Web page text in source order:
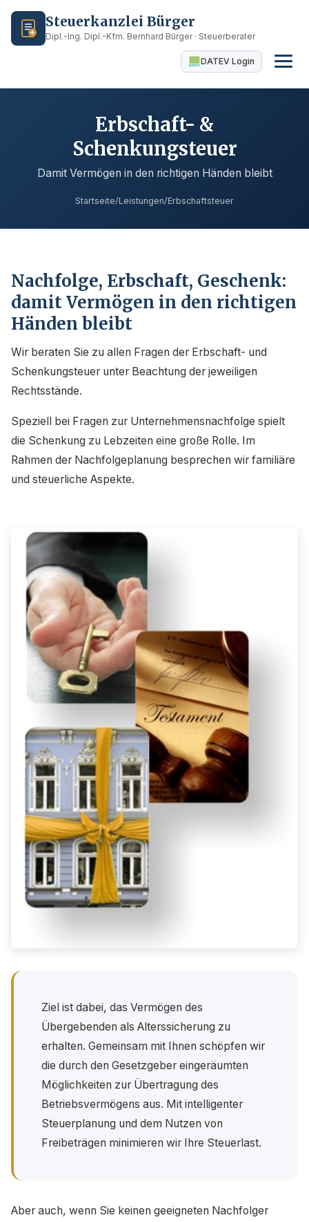
Steuerkanzlei Bürger
Dipl.-Ing. Dipl.-Kfm. Bernhard Bürger · Steuerberater
DATEV Login
Erbschaft- &
Schenkungsteuer
Damit Vermögen in den richtigen Händen bleibt
Startseite/Leistungen/Erbschaftsteuer
Nachfolge, Erbschaft, Geschenk:
damit Vermögen in den richtigen
Händen bleibt
Wir beraten Sie zu allen Fragen der Erbschaft- und
Schenkungsteuer unter Beachtung der jeweiligen
Rechtsstände.
Speziell bei Fragen zur Unternehmensnachfolge spielt
die Schenkung zu Lebzeiten eine große Rolle. Im
Rahmen der Nachfolgeplanung besprechen wir familiäre
und steuerliche Aspekte.
Ziel ist dabei, das Vermögen des
Übergebenden als Alterssicherung zu
erhalten. Gemeinsam mit Ihnen schöpfen wir
die durch den Gesetzgeber eingeräumten
Möglichkeiten zur Übertragung des
Betriebsvermögens aus. Mit intelligenter
Steuerplanung und dem Nutzen von
Freibeträgen minimieren wir Ihre Steuerlast.
Aber auch, wenn Sie keinen geeigneten Nachfolger